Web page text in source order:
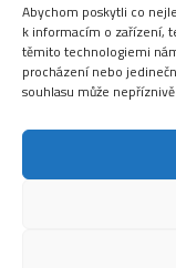
Abychom poskytli co
k informacím o zařízení,
těmito technologiemi
procházení nebo
souhlasu může
Copyright ©